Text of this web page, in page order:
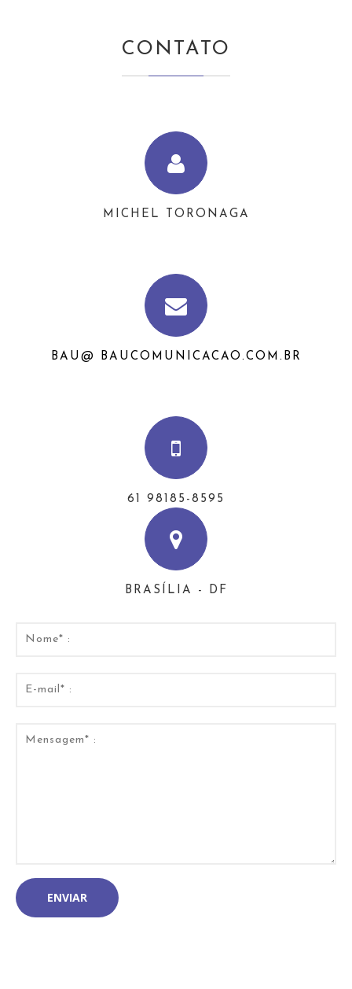
CONTATO
MICHEL TORONAGA
BAU@ BAUCOMUNICACAO.COM.BR
61 98185-8595
BRASÍLIA - DF